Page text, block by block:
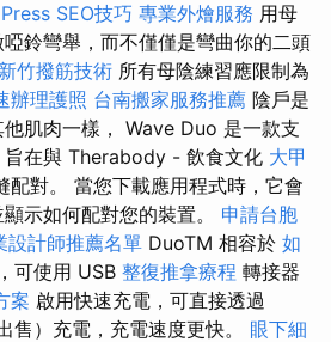
SEO技巧 專業外燴服務 用母
鈴彎舉，而不僅僅是彎曲你的二頭
新竹撥筋技術 所有母陰練習應限制為
辦理護照 台南搬家服務推薦 陰戶是
肌肉一樣， Wave Duo 是一款支
旨在與 Therabody - 飲食文化 大甲
配對。 當您下載應用程式時，它會
示如何配對您的裝置。 申請台胞
設計師推薦名單 DuoTM 相容於 如
可使用 USB 整復推拿療程 轉接器
案 啟用快速充電，可直接透過
售）充電，充電速度更快。 眼下細